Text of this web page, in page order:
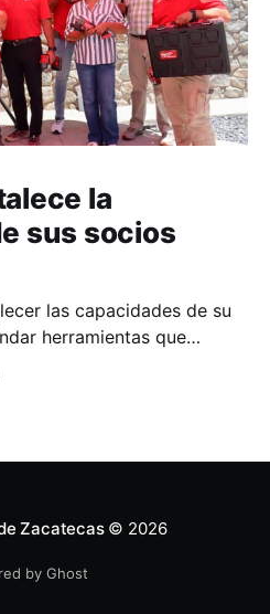
la
sus socios
las capacidades de su
herramientas que
cabo una capacitación
Zacatecas© 2026
by Ghost